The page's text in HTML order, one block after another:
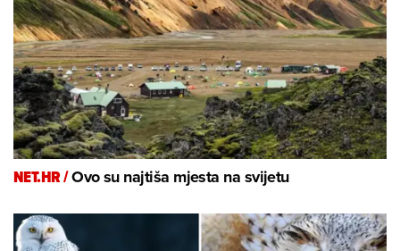
NET.HR /Ovo su najtiša mjesta na svijetu